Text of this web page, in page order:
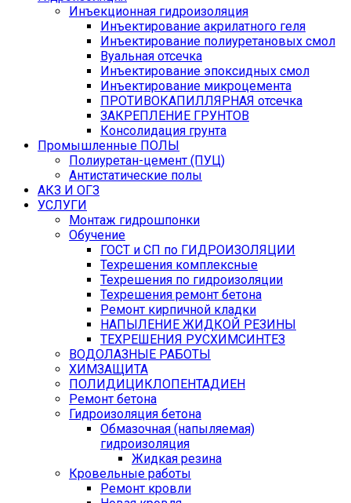
Инъекционная гидроизоляция
Инъектирование акрилатного геля
Инъектирование полиуретановых смол
Вуальная отсечка
Инъектирование эпоксидных смол
Инъектирование микроцемента
ПРОТИВОКАПИЛЛЯРНАЯ отсечка
ЗАКРЕПЛЕНИЕ ГРУНТОВ
Консолидация грунта
Промышленные ПОЛЫ
Полиуретан-цемент (ПУЦ)
Антистатические полы
АКЗ И ОГЗ
УСЛУГИ
Монтаж гидрошпонки
Обучение
ГОСТ и СП по ГИДРОИЗОЛЯЦИИ
Техрешения комплексные
Техрешения по гидроизоляции
Техрешения ремонт бетона
Ремонт кирпичной кладки
НАПЫЛЕНИЕ ЖИДКОЙ РЕЗИНЫ
ТЕХРЕШЕНИЯ РУСХИМСИНТЕЗ
ВОДОЛАЗНЫЕ РАБОТЫ
ХИМЗАЩИТА
ПОЛИДИЦИКЛОПЕНТАДИЕН
Ремонт бетона
Гидроизоляция бетона
Обмазочная (напыляемая)
гидроизоляция
Жидкая резина
Кровельные работы
Ремонт кровли